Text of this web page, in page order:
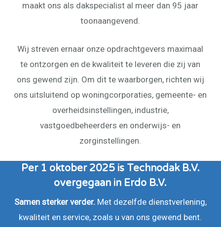
maakt ons als dakspecialist al meer dan 95 jaar
toonaangevend.
Wij streven ernaar onze opdrachtgevers maximaal
te ontzorgen en de kwaliteit te leveren die zij van
ons gewend zijn. Om dit te waarborgen, richten wij
ons uitsluitend op woningcorporaties, gemeente- en
overheidsinstellingen, industrie,
vastgoedbeheerders en onderwijs- en
zorginstellingen.
Per 1 oktober 2025 is Technodak B.V.
overgegaan in Erdo B.V.
Samen sterker verder. Met dezelfde dienstverlening,
kwaliteit en service, zoals u van ons gewend bent.